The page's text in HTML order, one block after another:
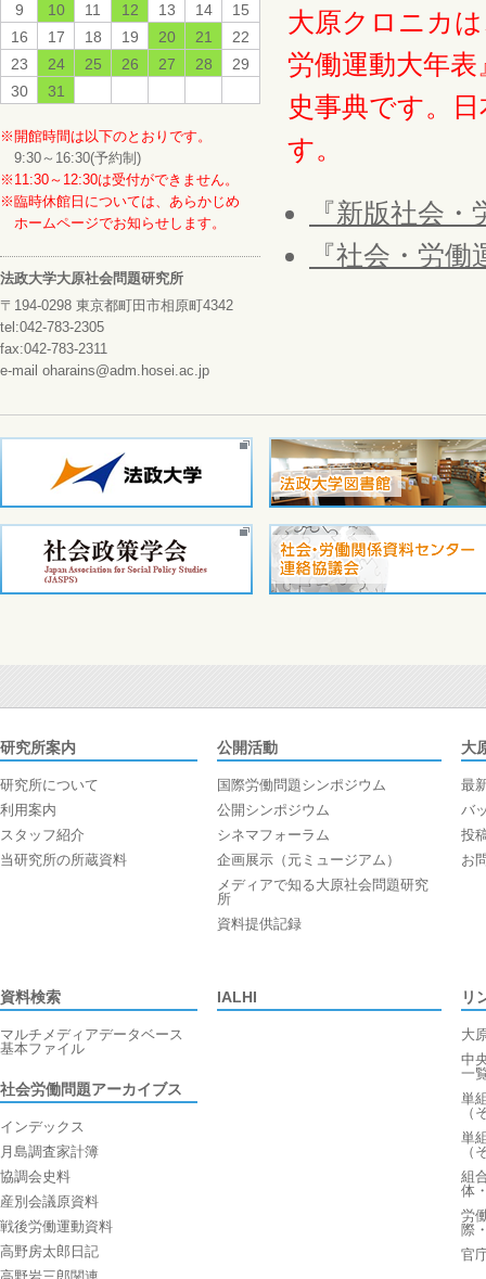
9
10 11 12 13 14
15
16
17 18 19 20 21
22
23
24 25 26 27 28
29
30
31
※開館時間は以下のとおりです。
9:30～16:30(予約制)
※11:30～12:30は受付ができません。
※臨時休館日については、あらかじめ
ホームページでお知らせします。
法政大学大原社会問題研究所
〒194-0298 東京都町田市相原町4342
tel:042-783-2305
fax:042-783-2311
e-mail oharains@adm.hosei.ac.jp
大原クロニカ
労働運動大年
史事典です。
す。
『新版社会
『社会・労
研究所案内
研究所について
利用案内
スタッフ紹介
当研究所の所蔵資料
公開活動
国際労働問題シンポジウム
公開シンポジウム
シネマフォーラム
企画展示（元ミュージアム）
メディアで知る大原社会問題研究
所
資料提供記録
大
最
バ
投
お
資料検索
マルチメディアデータベース
基本ファイル
社会労働問題アーカイブス
インデックス
月島調査家計簿
協調会史料
産別会議原資料
戦後労働運動資料
高野房太郎日記
IALHI リ
大
中
一
単
（
単
（
組
体
労
際
官